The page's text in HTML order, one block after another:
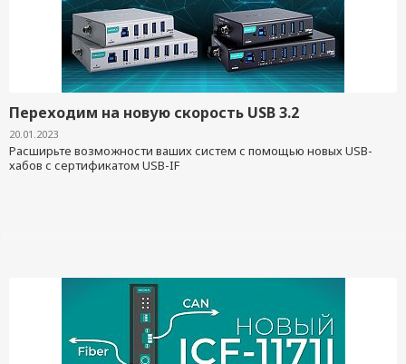
Переходим на новую скорость USB 3.2
20.01.2023
Расширьте возможности ваших систем с помощью новых USB-
хабов с сертификатом USB-IF